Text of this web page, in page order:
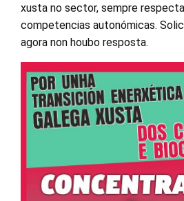
xusta no sector, sempre
competencias autonómicas.
agora non houbo resposta.